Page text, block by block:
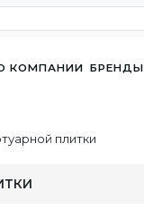
КОМПАНИИ БРЕНДЫ
плитки